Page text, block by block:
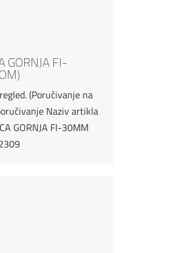
GORNJA FI-
(Poručivanje na
Naziv artikla
GORNJA FI-30MM